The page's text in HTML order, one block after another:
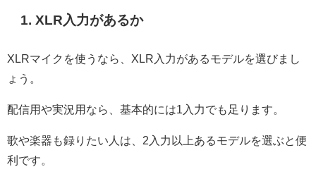
1. XLR入力があるか
XLRマイクを使うなら、XLR入力があるモデルを選びまし
ょう。
配信用や実況用なら、基本的には1入力でも足ります。
歌や楽器も録りたい人は、2入力以上あるモデルを選ぶと便
利です。